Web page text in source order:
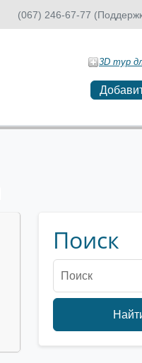
(067) 246-67-77
3D тур
Поиск